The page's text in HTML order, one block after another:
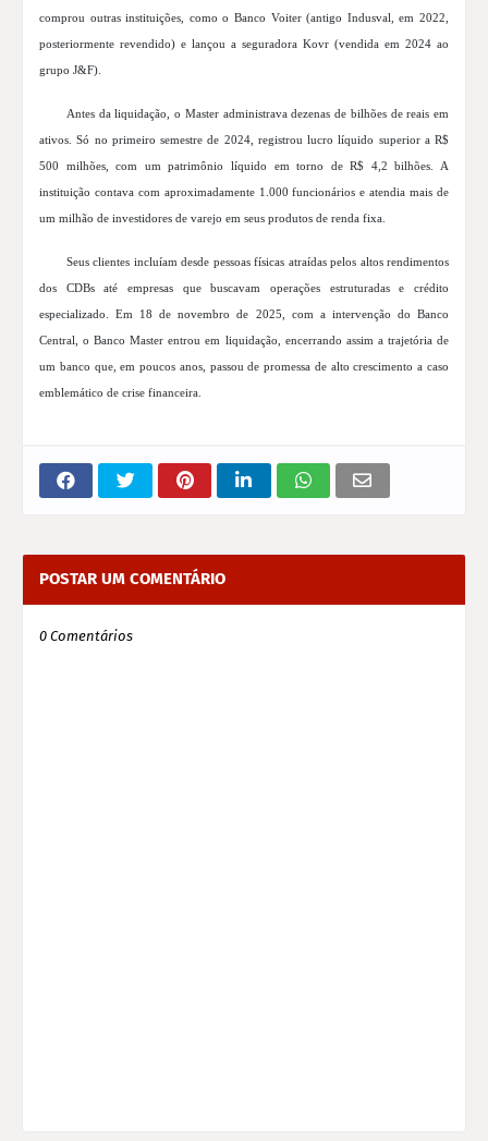
comprou outras instituições, como o Banco Voiter (antigo Indusval, em 2022,
posteriormente revendido) e lançou a seguradora Kovr (vendida em 2024 ao
grupo J&F).
Antes da liquidação, o Master administrava dezenas de bilhões de reais em
ativos. Só no primeiro semestre de 2024, registrou lucro líquido superior a R$
500 milhões, com um patrimônio líquido em torno de R$ 4,2 bilhões. A
instituição contava com aproximadamente 1.000 funcionários e atendia mais de
um milhão de investidores de varejo em seus produtos de renda fixa.
Seus clientes incluíam desde pessoas físicas atraídas pelos altos rendimentos
dos CDBs até empresas que buscavam operações estruturadas e crédito
especializado. Em 18 de novembro de 2025, com a intervenção do Banco
Central, o Banco Master entrou em liquidação, encerrando assim a trajetória de
um banco que, em poucos anos, passou de promessa de alto crescimento a caso
emblemático de crise financeira.
POSTAR UM COMENTÁRIO
0 Comentários